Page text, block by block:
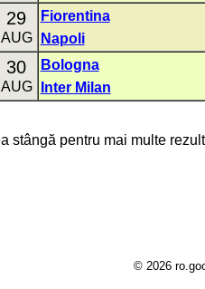
29
AUG
Fiorentina
Napoli
30
AUG
Bologna
Inter Milan
stângă pentru mai multe
© 2026